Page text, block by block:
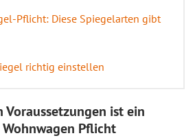
Pflicht: Diese Spiegelarten gibt
richtig einstellen
ist ein
Pflicht